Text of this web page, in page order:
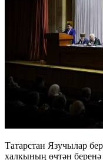
Татарстан Язучылар
халкының өчтән беренә